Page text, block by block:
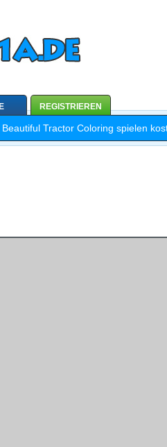
Tractor Coloring spielen
REGISTRIEREN